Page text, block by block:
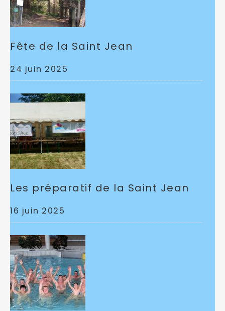
Fête de la Saint Jean
24 juin 2025
Les préparatif de la Saint Jean
16 juin 2025